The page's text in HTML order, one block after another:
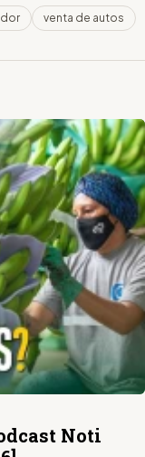
venta de autos
Noti